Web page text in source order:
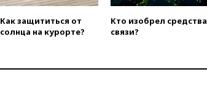
Украины с Польшей скопилось
свыше 6,5 тысячи грузовиков
Как защититься от
солнца на курорте?
Кто изобрел средства
связи?